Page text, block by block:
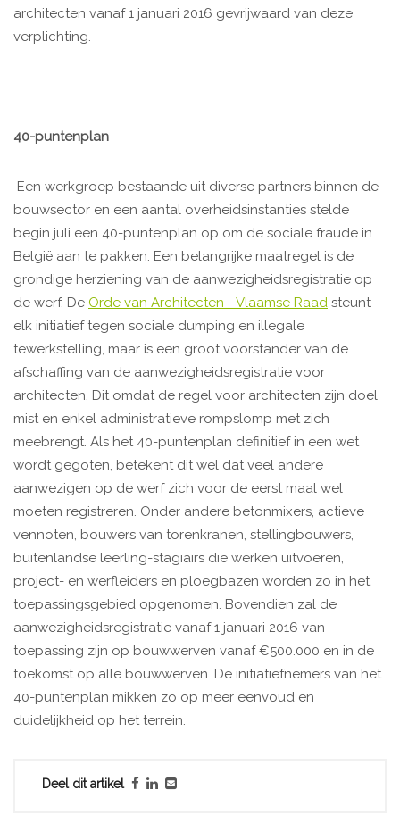
architecten vanaf 1 januari 2016 gevrijwaard van deze
verplichting.
40-puntenplan
Een werkgroep bestaande uit diverse partners binnen de
bouwsector en een aantal overheidsinstanties stelde
begin juli een 40-puntenplan op om de sociale fraude in
België aan te pakken. Een belangrijke maatregel is de
grondige herziening van de aanwezigheidsregistratie op
de werf. De Orde van Architecten - Vlaamse Raad steunt
elk initiatief tegen sociale dumping en illegale
tewerkstelling, maar is een groot voorstander van de
afschaffing van de aanwezigheidsregistratie voor
architecten. Dit omdat de regel voor architecten zijn doel
mist en enkel administratieve rompslomp met zich
meebrengt. Als het 40-puntenplan definitief in een wet
wordt gegoten, betekent dit wel dat veel andere
aanwezigen op de werf zich voor de eerst maal wel
moeten registreren. Onder andere betonmixers, actieve
vennoten, bouwers van torenkranen, stellingbouwers,
buitenlandse leerling-stagiairs die werken uitvoeren,
project- en werfleiders en ploegbazen worden zo in het
toepassingsgebied opgenomen. Bovendien zal de
aanwezigheidsregistratie vanaf 1 januari 2016 van
toepassing zijn op bouwwerven vanaf €500.000 en in de
toekomst op alle bouwwerven. De initiatiefnemers van het
40-puntenplan mikken zo op meer eenvoud en
duidelijkheid op het terrein.
Deel dit artikel